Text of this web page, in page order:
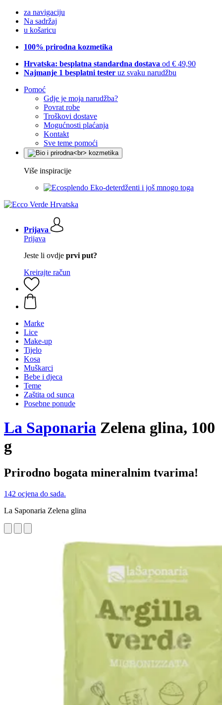
za navigaciju
Na sadržaj
u košaricu
100% prirodna kozmetika
Hrvatska: besplatna standardna dostava od € 49,90
Najmanje 1 besplatni tester uz svaku narudžbu
Pomoć
Gdje je moja narudžba?
Povrat robe
Troškovi dostave
Mogućnosti plaćanja
Kontakt
Sve teme pomoći
Više inspiracije
Eko-deterdženti i još mnogo toga
Prijava
Prijava
Jeste li ovdje prvi put?
Kreirajte račun
Marke
Lice
Make-up
Tijelo
Kosa
Muškarci
Bebe i djeca
Teme
Zaštita od sunca
Posebne ponude
La Saponaria Zelena glina, 100
g
Prirodno bogata mineralnim tvarima!
142 ocjena do sada.
La Saponaria Zelena glina